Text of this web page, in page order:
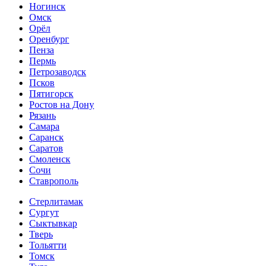
Ногинск
Омск
Орёл
Оренбург
Пенза
Пермь
Петрозаводск
Псков
Пятигорск
Ростов на Дону
Рязань
Самара
Саранск
Саратов
Смоленск
Сочи
Ставрополь
Стерлитамак
Сургут
Сыктывкар
Тверь
Тольятти
Томск